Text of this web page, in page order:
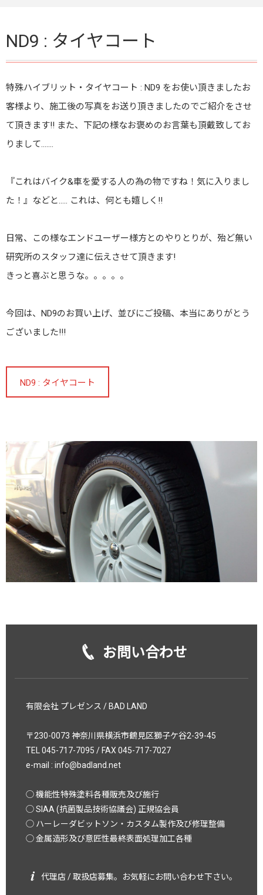
ND9 : タイヤコート
特殊ハイブリット・タイヤコート : ND9 をお使い頂きましたお
客様より、施工後の写真をお送り頂きましたのでご紹介をさせ
て頂きます!! また、下記の様なお褒めのお言葉も頂戴致してお
りまして…….
『これはバイク&車を愛する人の為の物ですね！気に入りまし
た！』などと….. これは、何とも嬉しく!!
日常、この様なエンドユーザー様方とのやりとりが、殆ど無い
研究所のスタッフ達に伝えさせて頂きます!
きっと喜ぶと思うな。。。。。
今回は、ND9のお買い上げ、並びにご投稿、本当にありがとう
ございました!!!
ND9 : タイヤコート
お問い合わせ
有限会社 プレゼンス / BAD LAND
〒230-0073 神奈川県横浜市鶴見区獅子ケ谷2-39-45
TEL 045-717-7095 / FAX 045-717-7027
e-mail : info@badland.net
◯ 機能性特殊塗料各種販売及び施行
◯ SIAA (抗菌製品技術協議会) 正規協会員
◯ ハーレーダビットソン・カスタム製作及び修理整備
◯ 金属造形及び意匠性最終表面処理加工各種
代理店 / 取扱店募集。お気軽にお問い合わせ下さい。